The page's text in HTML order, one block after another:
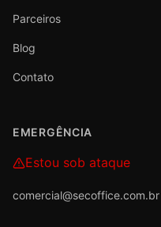
Parceiros
Blog
Contato
EMERGÊNCIA
Estou sob ataque
comercial@secoffice.com.br